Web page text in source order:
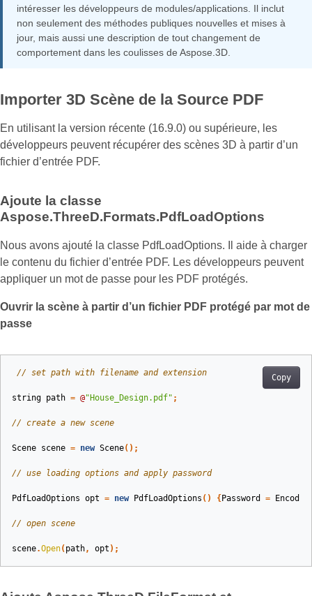
intéresser les développeurs de modules/applications. Il inclut
non seulement des méthodes publiques nouvelles et mises à
jour, mais aussi une description de tout changement de
comportement dans les coulisses de Aspose.3D.
Importer 3D Scène de la Source PDF
En utilisant la version récente (16.9.0) ou supérieure, les
développeurs peuvent récupérer des scènes 3D à partir d’un
fichier d’entrée PDF.
Ajoute la classe
Aspose.ThreeD.Formats.PdfLoadOptions
Nous avons ajouté la classe PdfLoadOptions. Il aide à charger
le contenu du fichier d’entrée PDF. Les développeurs peuvent
appliquer un mot de passe pour les PDF protégés.
Ouvrir la scène à partir d’un fichier PDF protégé par mot de
passe
Copy
// set path with filename and extension
string path = @"House_Design.pdf" ;
// create a new scene
Scene scene = new Scene();
// use loading options and apply password
PdfLoadOptions opt = new PdfLoadOptions () { Password =
// open scene
scene.Open( path, opt );